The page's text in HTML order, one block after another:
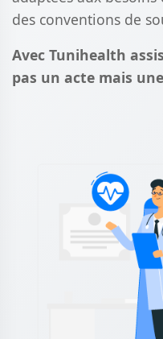
des conventions de
Avec Tunihealth
pas un acte mais